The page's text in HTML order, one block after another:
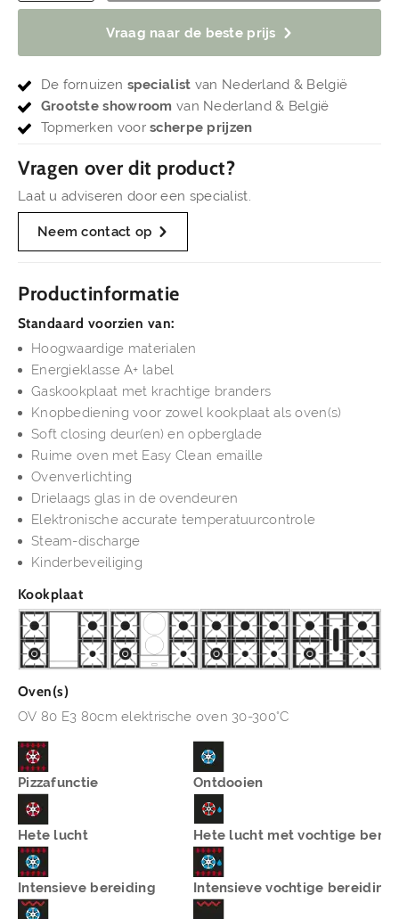
Vraag naar de beste prijs
De fornuizen specialist van Nederland & België
Grootste showroom van Nederland & België
Topmerken voorscherpe prijzen
Vragen over dit product?
Laat u adviseren door een specialist.
Neem contact op
Productinformatie
Standaard voorzien van:
Hoogwaardige materialen
Energieklasse A+ label
Gaskookplaat met krachtige branders
Knopbediening voor zowel kookplaat als oven(s)
Soft closing deur(en) en opberglade
Ruime oven met Easy Clean emaille
Ovenverlichting
Drielaags glas in de ovendeuren
Elektronische accurate temperatuurcontrole
Steam-discharge
Kinderbeveiliging
Kookplaat
Oven(s)
OV 80 E3 80cm elektrische oven 30-300°C
Pizzafunctie Ontdooien
Hete lucht Hete lucht met vochtige
Intensieve bereiding Intensieve vochtige bereiding